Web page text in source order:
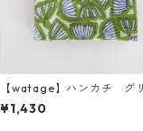
【watage】ハンカチ グ
ン
¥1,430